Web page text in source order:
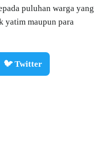
puluhan warga yang
yatim maupun para
🐦 Twitter